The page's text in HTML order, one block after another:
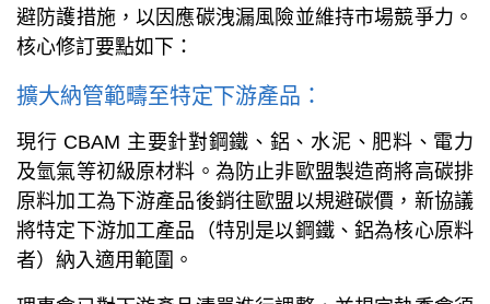
避防護措施，以因應碳洩漏風險並維持市場競爭力。
核心修訂要點如下：
擴大納管範疇至特定下游產品：
現行 CBAM 主要針對鋼鐵、鋁、水泥、肥料、電力
及氫氣等初級原材料。為防止非歐盟製造商將高碳排
原料加工為下游產品後銷往歐盟以規避碳價，新協議
將特定下游加工產品（特別是以鋼鐵、鋁為核心原料
者）納入適用範圍。